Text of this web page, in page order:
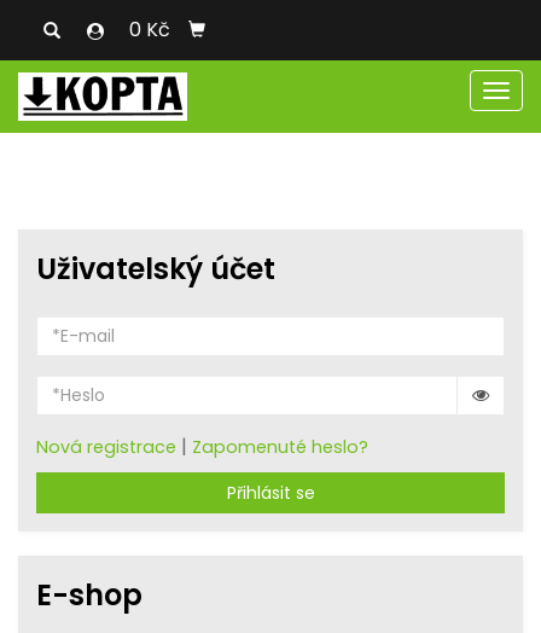
0 Kč
Uživatelský účet
Nová registrace | Zapomenuté heslo?
Přihlásit se
E-shop